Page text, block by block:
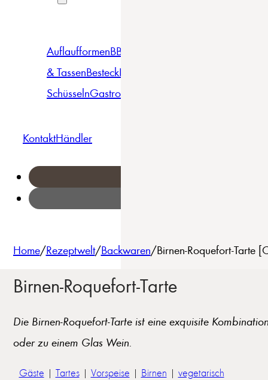
AuflaufformenBBQ
& TassenBesteckBowls &
SchüsselnGastro
KontaktHändler
Home/Rezeptwelt/Backwaren/Birnen-Roquefort-Tarte
Birnen-Roquefort-Tarte
Die Birnen-Roquefort-Tarte ist eine exquisite
oder zu einem Glas Wein.
Gäste | Tartes| Vorspeise | Birnen | vegetarisch